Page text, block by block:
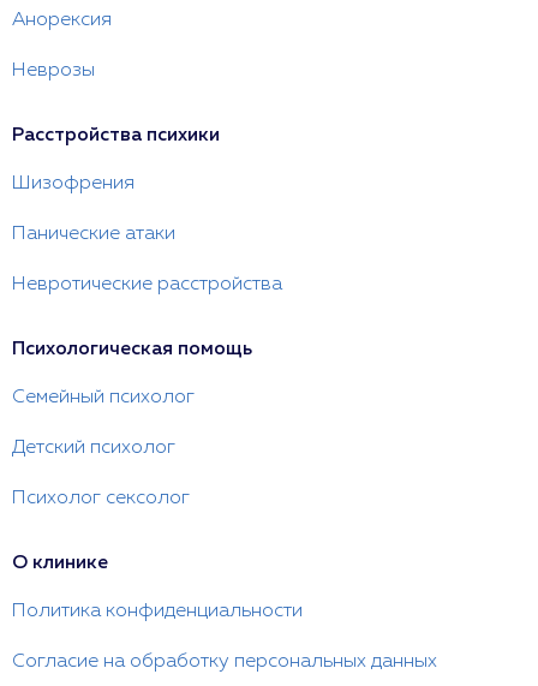
Анорексия
Неврозы
Расстройства психики
Шизофрения
Панические атаки
Невротические расстройства
Психологическая помощь
Семейный психолог
Детский психолог
Психолог сексолог
О клинике
Политика конфиденциальности
Согласие на обработку персональных данных